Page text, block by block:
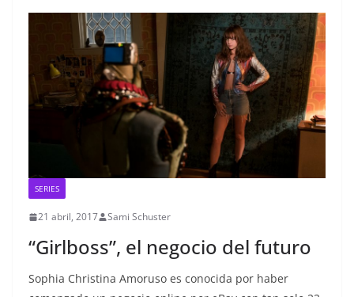
SERIES
21 abril, 2017 Sami Schuster
“Girlboss”, el negocio del futuro
Sophia Christina Amoruso es conocida por haber